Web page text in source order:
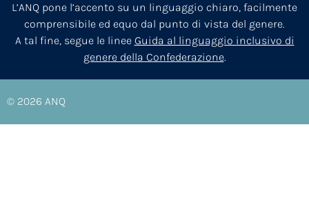
L’ANQ pone l’accento su un linguaggio chiaro, facilmente
comprensibile ed equo dal punto di vista del genere.
A tal fine, segue le linee Guida al linguaggio inclusivo di
genere della Confederazione.
© 2026 ANQ